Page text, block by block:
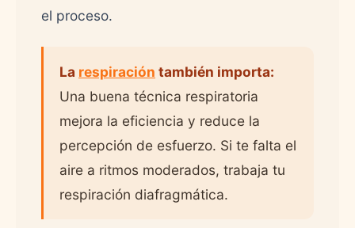
el proceso.
La respiración también importa:
Una buena técnica respiratoria
mejora la eficiencia y reduce la
percepción de esfuerzo. Si te falta el
aire a ritmos moderados, trabaja tu
respiración diafragmática.